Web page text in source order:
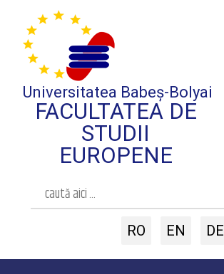
Universitatea Babeș-Bolyai
FACULTATEA DE
STUDII
EUROPENE
RO EN DE